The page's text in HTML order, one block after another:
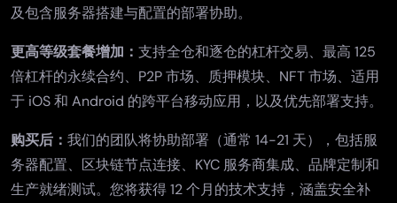
及包含服务器搭建与配置的部署协助。
更高等级套餐增加： 支持全仓和逐仓的杠杆交易、最高 125
倍杠杆的永续合约、 P2P 市场、 质押模块、 NFT 市场、适用
于 iOS 和 Android 的跨平台移动应用 ，以及优先部署支持。
购买后： 我们的团队将协助部署（通常 14-21 天），包括服
务器配置、区块链节点连接、KYC 服务商集成、品牌定制和
生产就绪测试。您将获得 12 个月的技术支持，涵盖安全补